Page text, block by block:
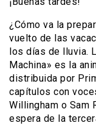
¿Cómo va la
vuelto de las
los días de lluvia.
Machina» es la
distribuida por
capítulos con
Willingham o Sam
espera de la